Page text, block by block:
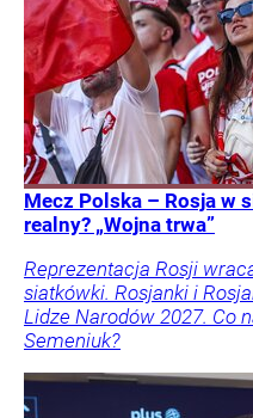
Mecz Polska – Rosja w
realny? „Wojna trwa”
Reprezentacja Rosji
siatkówki. Rosjanki i
Lidze Narodów 2027. Co
Semeniuk?